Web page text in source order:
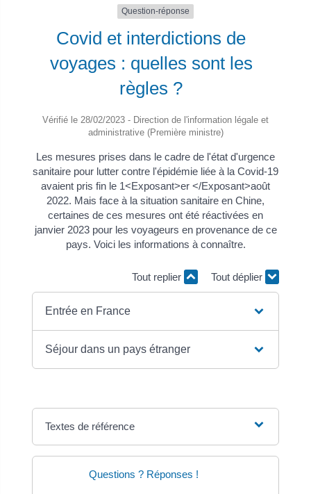
Question-réponse
Covid et interdictions de
voyages : quelles sont les
règles ?
Vérifié le 28/02/2023 - Direction de l'information légale et
administrative (Première ministre)
Les mesures prises dans le cadre de l'état d'urgence
sanitaire pour lutter contre l'épidémie liée à la Covid-19
avaient pris fin le 1<Exposant>er </Exposant>août
2022. Mais face à la situation sanitaire en Chine,
certaines de ces mesures ont été réactivées en
janvier 2023 pour les voyageurs en provenance de ce
pays. Voici les informations à connaître.
Tout replier Tout déplier
Entrée en France
Séjour dans un pays étranger
Textes de référence
Questions ? Réponses !